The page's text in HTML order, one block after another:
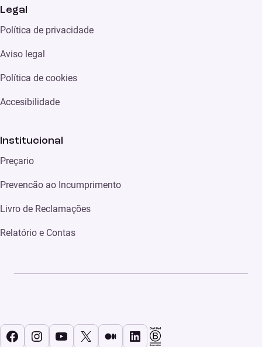
Legal
Política de privacidade
Aviso legal
Política de cookies
Accesibilidade
Institucional
Preçario
Prevencão ao Incumprimento
Livro de Reclamações
Relatório e Contas
Facebook
Instagram
YouTube
X MédioLinkedIn